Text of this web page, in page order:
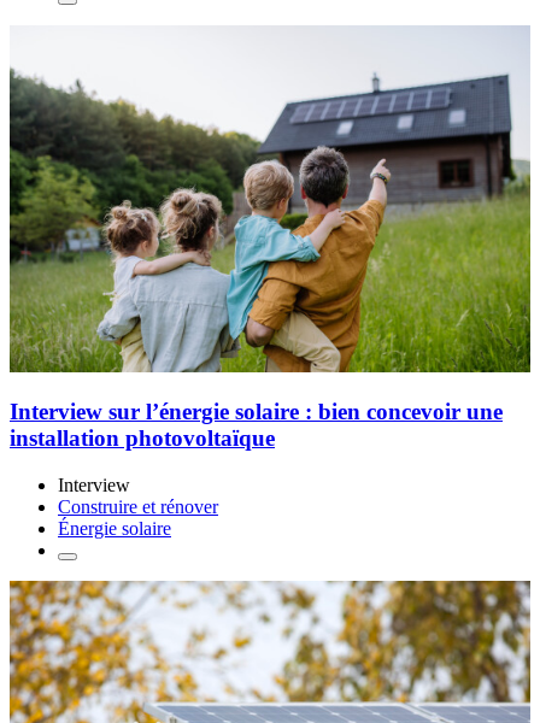
Interview sur l’énergie solaire : bien concevoir une
installation photovoltaïque
Interview
Construire et rénover
Énergie solaire